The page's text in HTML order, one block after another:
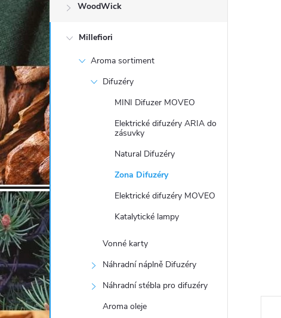
r
a
n
n
í
p
a
n
e
l
WoodWick
Millefiori
Aroma sortiment
Difuzéry
MINI Difuzer MOVEO
Elektrické difuzéry ARIA do
zásuvky
Natural Difuzéry
Zona Difuzéry
Elektrické difuzéry MOVEO
Katalytické lampy
Vonné karty
Náhradní náplně Difuzéry
Náhradní stébla pro difuzéry
Aroma oleje